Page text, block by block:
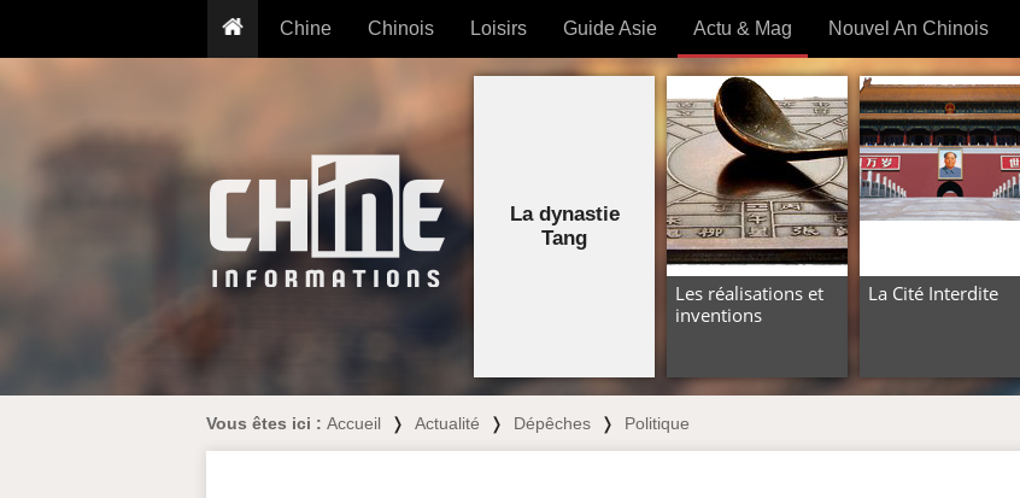
Chine
Conseils voyageurs
Plantes médicinales
Cuisine
Chinois
Grammaire
Traducteur
Exos & Flashcards
+50 Outils
Loisirs
Prénom
PLUS (24 OUTILS) »
Guide Asie Actu & Mag
Magazine
Articles intemporels
Nouvel An Chinois
La dynastie
Tang
Les réalisations et
inventions
La Cité Interdite
Vous êtes ici : Accueil ❭ Actualité ❭ Dépêches ❭ Politique